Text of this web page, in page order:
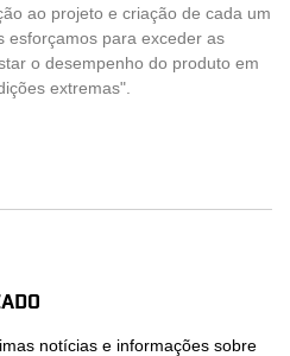
ao projeto e criação de cada um
esforçamos para exceder as
o desempenho do produto em
extremas".
notícias e informações sobre